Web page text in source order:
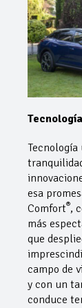
Tecnología
esa
Comfort®,
más
que
campo de
y con un
conduce